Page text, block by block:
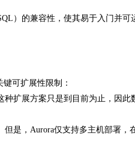
）的兼容性，使其易于入门并可
可扩展性限制：
扩展方案只是到目前为止，因此
是，Aurora仅支持多主机部署，